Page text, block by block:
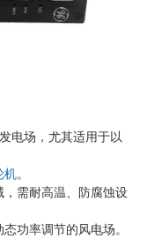
电场，尤其适用于以
机。
需耐高温、防腐蚀设
功率调节的风电场。